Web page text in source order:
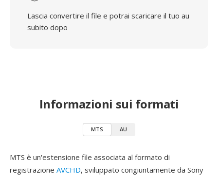
Lascia convertire il file e potrai scaricare il tuo au
subito dopo
Informazioni sui formati
MTS AU
MTS è un'estensione file associata al formato di
registrazione AVCHD, sviluppato congiuntamente da Sony